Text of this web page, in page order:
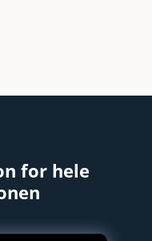
for hele